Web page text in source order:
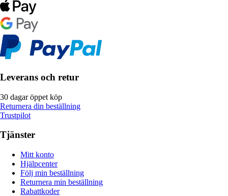
Leverans och retur
30 dagar öppet köp
Returnera din beställning
Trustpilot
Tjänster
Mitt konto
Hjälpcenter
Följ min beställning
Returnera min beställning
Rabattkoder